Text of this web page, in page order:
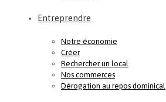
Entreprendre
Notre économie
Créer
Rechercher un local
Nos commerces
Dérogation au repos dominical